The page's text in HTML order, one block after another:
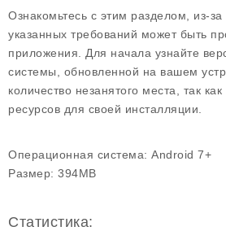
Ознакомьтесь с этим разделом, из-за
указанных требований может быть
приложения. Для начала узнайте
системы, обновленной на вашем
количество незанятого места, так
ресурсов для своей инсталляции.
Операционная система: Android 7+
Размер: 394MB
Статистика: